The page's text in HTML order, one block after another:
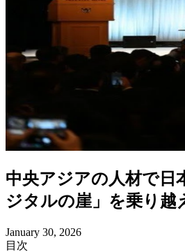
中央アジアの人材で日
ジタルの崖」を乗り越
January 30, 2026
目次